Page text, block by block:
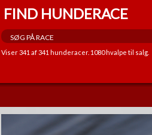
FIND HUNDERACE
Viser341 af341 hunderacer. 1080hvalpe til salg.
GOD TIL AGILITY
GOD TIL ÆLDRE